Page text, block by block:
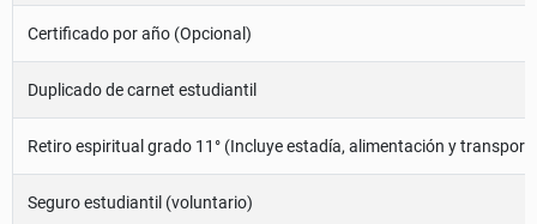
Certificado por año (Opcional)
Duplicado de carnet estudiantil
Retiro espiritual grado 11° (Incluye estadía, alimentación y
Seguro estudiantil (voluntario)